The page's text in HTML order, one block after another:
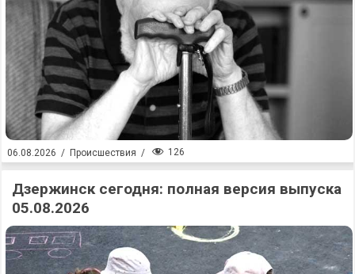
06.08.2026 / Происшествия / 126
Дзержинск сегодня: полная версия выпуска
05.08.2026